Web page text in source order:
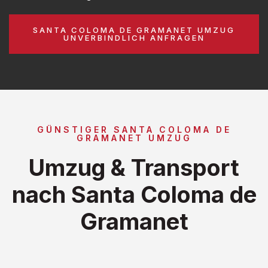
SANTA COLOMA DE GRAMANET UMZUG
UNVERBINDLICH ANFRAGEN
GÜNSTIGER SANTA COLOMA DE
GRAMANET UMZUG
Umzug & Transport
nach Santa Coloma de
Gramanet